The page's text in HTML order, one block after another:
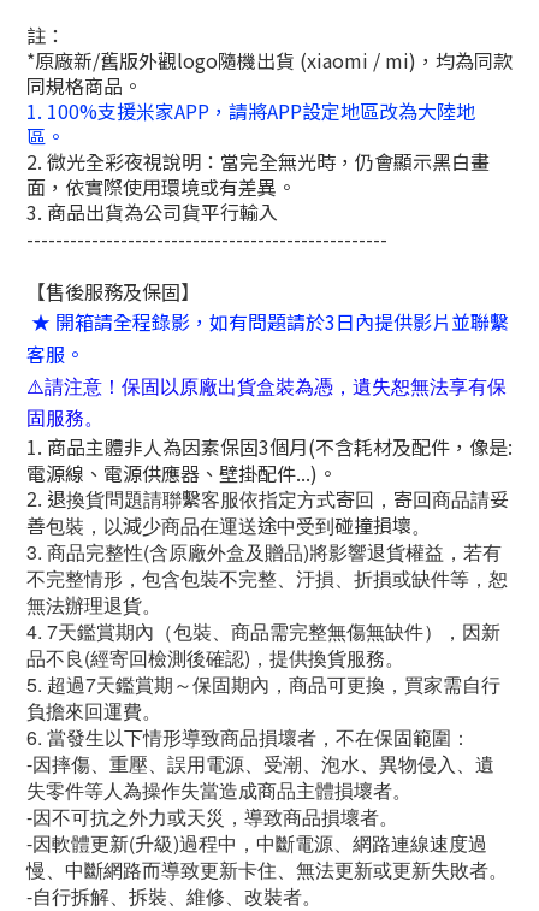
註：
*原廠新/舊版外觀logo隨機出貨 (xiaomi / mi)，均為同款
同規格商品。
1. 100%支援米家APP，請將APP設定地區改為大陸地
區。
2. 微光全彩夜視說明：當完全無光時，仍會顯示黑白畫
面，依實際使用環境或有差異。
3. 商品出貨為公司貨平行輸入
--------------------------------------------------
【售後服務及保固】
★ 開箱請全程錄影，如有問題請於3日內提供影片並聯繫
客服。
⚠️請注意！保固以原廠出貨盒裝為憑，遺失恕無法享有保
固服務。
1. 商品主體非人為因素保固3個月(不含耗材及配件，像是:
電源線、電源供應器、壁掛配件...)。
2. 退換貨問題請聯繫客服依指定方式寄回，寄回商品請妥
善包裝，以減少商品在運送途中受到碰撞損壞。
3. 商品完整性(含原廠外盒及贈品)將影響退貨權益，若有
不完整情形，包含包裝不完整、汙損、折損或缺件等，恕
無法辦理退貨。
4. 7天鑑賞期內（包裝、商品需完整無傷無缺件），因新
品不良(經寄回檢測後確認)，提供換貨服務。
5. 超過7天鑑賞期～保固期內，商品可更換，買家需自行
負擔來回運費。
6. 當發生以下情形導致商品損壞者，不在保固範圍：
-因摔傷、重壓、誤用電源、受潮、泡水、異物侵入、遺
失零件等人為操作失當造成商品主體損壞者。
-因不可抗之外力或天災，導致商品損壞者。
-因軟體更新(升級)過程中，中斷電源、網路連線速度過
慢、中斷網路而導致更新卡住、無法更新或更新失敗者。
-自行拆解、拆裝、維修、改裝者。